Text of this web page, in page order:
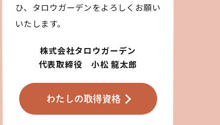
ひ、タロウガーデンをよろしくお願い
いたします。
株式会社タロウガーデン
代表取締役 小松 龍太郎
わたしの取得資格